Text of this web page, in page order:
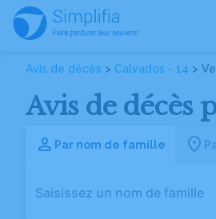
Avis de décès > Calvados - 14 >
Avis de décès
Par nom de famille